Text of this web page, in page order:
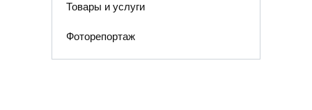
Товары и услуги
Фоторепортаж